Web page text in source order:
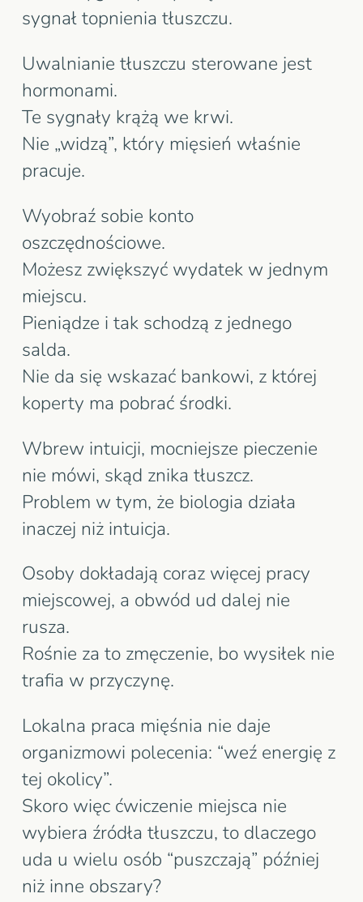
sygnał topnienia tłuszczu.
Uwalnianie tłuszczu sterowane jest
hormonami.
Te sygnały krążą we krwi.
Nie „widzą”, który mięsień właśnie
pracuje.
Wyobraź sobie konto
oszczędnościowe.
Możesz zwiększyć wydatek w jednym
miejscu.
Pieniądze i tak schodzą z jednego
salda.
Nie da się wskazać bankowi, z której
koperty ma pobrać środki.
Wbrew intuicji, mocniejsze pieczenie
nie mówi, skąd znika tłuszcz.
Problem w tym, że biologia działa
inaczej niż intuicja.
Osoby dokładają coraz więcej pracy
miejscowej, a obwód ud dalej nie
rusza.
Rośnie za to zmęczenie, bo wysiłek nie
trafia w przyczynę.
Lokalna praca mięśnia nie daje
organizmowi polecenia: “weź energię z
tej okolicy”.
Skoro więc ćwiczenie miejsca nie
wybiera źródła tłuszczu, to dlaczego
uda u wielu osób “puszczają” później
niż inne obszary?